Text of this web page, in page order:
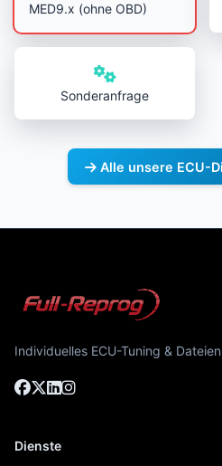
MED9.x (ohne OBD)
Sonderanfrage
Alle unsere ECU-
Individuelles ECU-Tuning &
Dienste